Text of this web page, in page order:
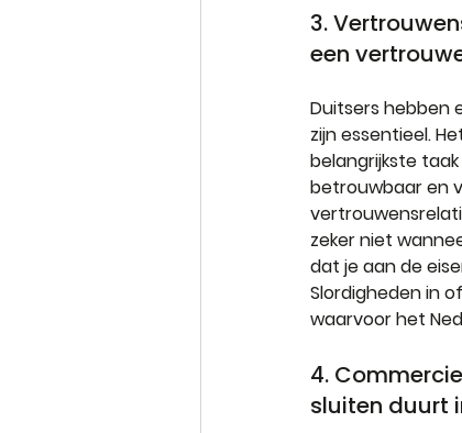
3.
een
Duitsers hebben
zijn essentieel.
belangrijkste
betrouwbaar en
zeker niet
dat je aan de
Slordigheden in
waarvoor het
4.
sluiten duurt